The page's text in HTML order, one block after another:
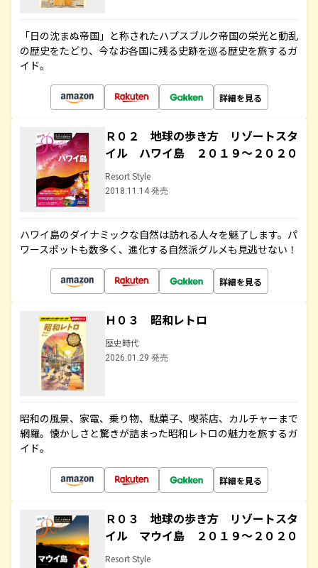
「日の沈まぬ帝国」と称されたハプスブルク帝国の栄光と動乱
の歴史をたどり、今なお各国に残る史跡を巡る歴史を旅するガ
イド。
詳細を見る
Ｒ０２ 地球の歩き方 リゾートスタ
イル ハワイ島 ２０１９～２０２０
Resort Style
2018.11.14 発売
ハワイ島のダイナミックな自然は訪れる人々を魅了します。パ
ワースポットも数多く、進化する自然派グルメも見逃せない！
詳細を見る
Ｈ０３ 昭和レトロ
歴史時代
2026.01.29 発売
昭和の風景、家電、乗り物、駄菓子、喫茶店、カルチャーまで
網羅。懐かしさと驚きが詰まった昭和レトロの魅力を旅するガ
イド。
詳細を見る
Ｒ０３ 地球の歩き方 リゾートスタ
イル マウイ島 ２０１９～２０２０
Resort Style